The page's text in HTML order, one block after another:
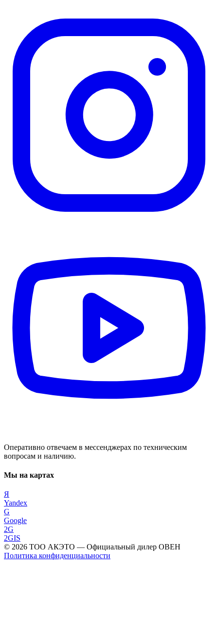
Оперативно отвечаем в мессенджерах по техническим
вопросам и наличию.
Мы на картах
Я
Yandex
G
Google
2G
2GIS
© 2026 ТОО АКЭТО — Официальный дилер ОВЕН
Политика конфиденциальности